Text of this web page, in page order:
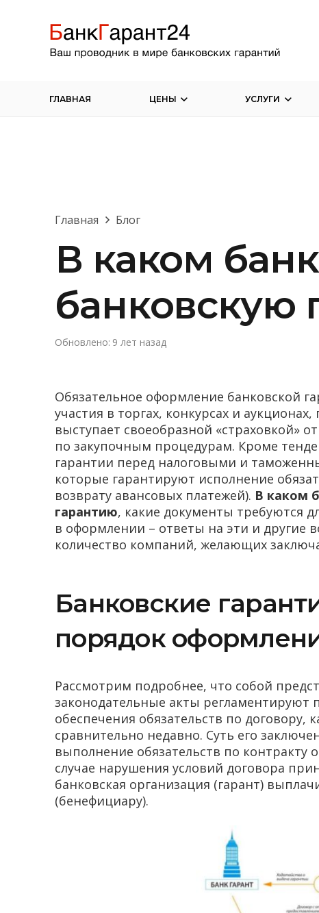
ГЛАВНАЯ ЦЕНЫ УСЛУГИ
Главная Блог
В каком
банковскую
Обновлено: 9 лет назад
Обязательное оформление банковской
участия в торгах, конкурсах и
выступает своеобразной «страховкой»
по закупочным процедурам. Кроме
гарантии перед налоговыми и
которые гарантируют исполнение
возврату авансовых платежей). В каком
гарантию, какие документы требуются
в оформлении – ответы на эти и другие
количество компаний, желающих
Банковские
порядок
Рассмотрим подробнее, что собой
законодательные акты регламентируют
обеспечения обязательств по договору,
сравнительно недавно. Суть его
выполнение обязательств по контракту
случае нарушения условий договора
банковская организация (гарант)
(бенефициару).